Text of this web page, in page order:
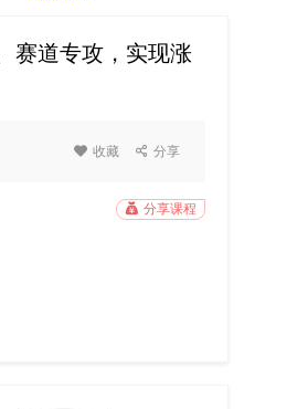
赛道专攻，实现涨
 收藏  分享
 分享课程